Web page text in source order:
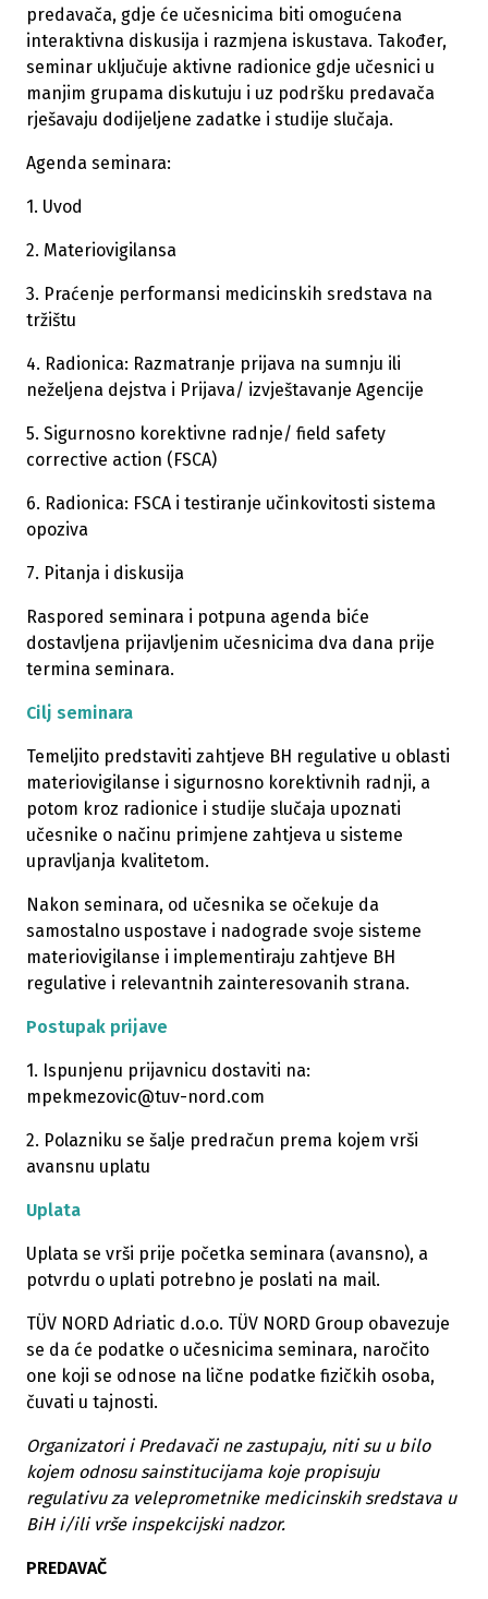
predavača, gdje će učesnicima biti omogućena
interaktivna diskusija i razmjena iskustava. Također,
seminar uključuje aktivne radionice gdje učesnici u
manjim grupama diskutuju i uz podršku predavača
rješavaju dodijeljene zadatke i studije slučaja.
Agenda seminara:
1. Uvod
2. Materiovigilansa
3. Praćenje performansi medicinskih sredstava na
tržištu
4. Radionica: Razmatranje prijava na sumnju ili
neželjena dejstva i Prijava/ izvještavanje Agencije
5. Sigurnosno korektivne radnje/ field safety
corrective action (FSCA)
6. Radionica: FSCA i testiranje učinkovitosti sistema
opoziva
7. Pitanja i diskusija
Raspored seminara i potpuna agenda biće
dostavljena prijavljenim učesnicima dva dana prije
termina seminara.
Cilj seminara
Temeljito predstaviti zahtjeve BH regulative u oblasti
materiovigilanse i sigurnosno korektivnih radnji, a
potom kroz radionice i studije slučaja upoznati
učesnike o načinu primjene zahtjeva u sisteme
upravljanja kvalitetom.
Nakon seminara, od učesnika se očekuje da
samostalno uspostave i nadograde svoje sisteme
materiovigilanse i implementiraju zahtjeve BH
regulative i relevantnih zainteresovanih strana.
Postupak prijave
1. Ispunjenu prijavnicu dostaviti na:
mpekmezovic@tuv-nord.com
2. Polazniku se šalje predračun prema kojem vrši
avansnu uplatu
Uplata
Uplata se vrši prije početka seminara (avansno), a
potvrdu o uplati potrebno je poslati na mail.
TÜV NORD Adriatic d.o.o. TÜV NORD Group obavezuje
se da će podatke o učesnicima seminara, naročito
one koji se odnose na lične podatke fizičkih osoba,
čuvati u tajnosti.
Organizatori i Predavači ne zastupaju, niti su u bilo
kojem odnosu sainstitucijama koje propisuju
regulativu za veleprometnike medicinskih sredstava u
BiH i/ili vrše inspekcijski nadzor.
PREDAVAČ